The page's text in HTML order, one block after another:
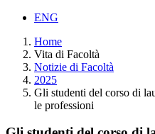
ENG
Home
Vita di Facoltà
Notizie di Facoltà
2025
Gli studenti del corso di
le professioni